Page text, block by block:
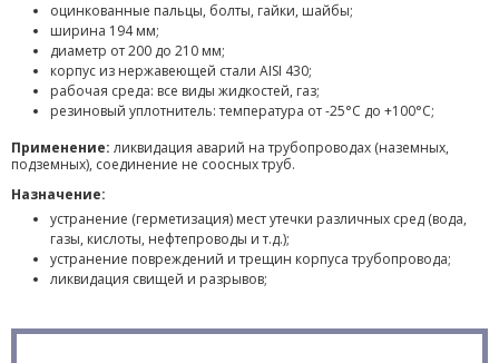
оцинкованные пальцы, болты, гайки, шайбы;
ширина 194 мм;
диаметр от 200 до 210 мм;
корпус из нержавеющей стали AISI 430;
рабочая среда: все виды жидкостей, газ;
резиновый уплотнитель: температура от -25°С до +100°С;
Применение: ликвидация аварий на трубопроводах (наземных,
подземных), соединение не соосных труб.
Назначение:
устранение (герметизация) мест утечки различных сред (вода,
газы, кислоты, нефтепроводы и т.д.);
устранение повреждений и трещин корпуса трубопровода;
ликвидация свищей и разрывов;